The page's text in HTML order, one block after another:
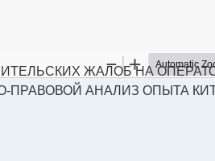
ЖАЛОБ НА
ПРАВОВОЙ АНАЛИЗ ОПЫТА